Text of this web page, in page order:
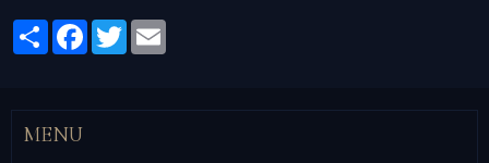
PartagerFacebook
Twitter
MENU